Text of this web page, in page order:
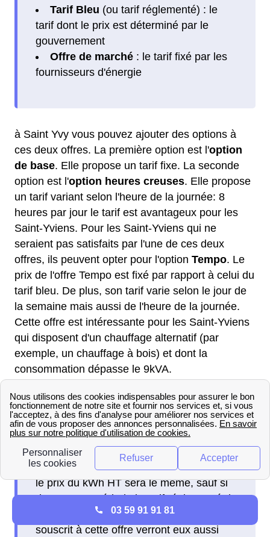
Tarif Bleu (ou tarif réglementé) : le
tarif dont le prix est déterminé par le
gouvernement
Offre de marché: le tarif fixé par les
fournisseurs d'énergie
à Saint Yvy vous pouvez ajouter des options à
ces deux offres. La première option est l'option
de base. Elle propose un tarif fixe. La seconde
option est l'option heures creuses. Elle propose
un tarif variant selon l'heure de la journée: 8
heures par jour le tarif est avantageux pour les
Saint-Yviens. Pour les Saint-Yviens qui ne
seraient pas satisfaits par l'une de ces deux
offres, ils peuvent opter pour l'option Tempo. Le
prix de l'offre Tempo est fixé par rapport à celui du
tarif bleu. De plus, son tarif varie selon le jour de
la semaine mais aussi de l'heure de la journée.
Cette offre est intéressante pour les Saint-Yviens
qui disposent d'un chauffage alternatif (par
exemple, un chauffage à bois) et dont la
consommation dépasse le 9kVA.
Avantage Gaz: Cette offre propose
un prix fixe d'une durée de 4 ans. En effet
le prix du kWh HT sera le même, sauf si
durant cette période le tarif réglementé du
gaz diminue, les Saint-Yviens ayant
souscrit à cette offre verront eux aussi
03 59 91 91 81